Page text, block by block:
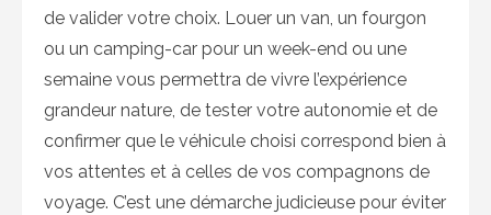
de valider votre choix. Louer un van, un fourgon
ou un camping-car pour un week-end ou une
semaine vous permettra de vivre l’expérience
grandeur nature, de tester votre autonomie et de
confirmer que le véhicule choisi correspond bien à
vos attentes et à celles de vos compagnons de
voyage. C’est une démarche judicieuse pour éviter